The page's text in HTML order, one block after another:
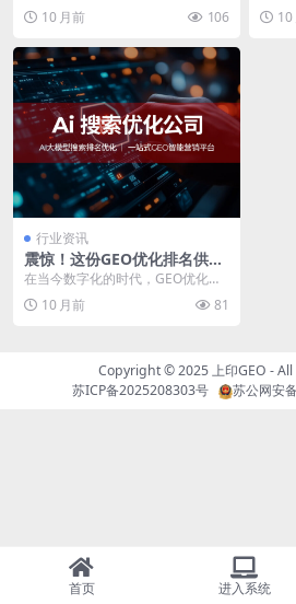
优化（GEO）已成为提升品牌竞争
力的关键因素。根据...
10 月前 106
GEO
10
行业资讯
震惊！这份GEO优化排名供应
商排名，你千万不能错过！
在当今数字化的时代，GEO优化对
于企业提升线上可见性和精准触达
目标客户至关重要。...
10 月前 81
Copyright © 2025上印GEO -
苏ICP备2025208303号
苏公网安
首页 进入系统